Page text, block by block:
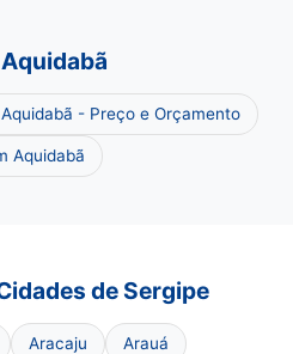
- Preço e Orçamento
Aquidabã
de Sergipe
Aracaju Arauá